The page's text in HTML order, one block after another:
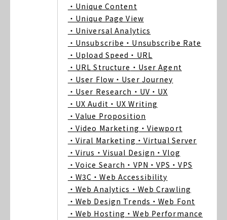
・Unique Content
・Unique Page View
・Universal Analytics
・Unsubscribe ・Unsubscribe Rate
・Upload Speed ・URL
・URL Structure ・User Agent
・User Flow ・User Journey
・User Research ・UV ・UX
・UX Audit ・UX Writing
・Value Proposition
・Video Marketing ・Viewport
・Viral Marketing ・Virtual Server
・Virus ・Visual Design ・Vlog
・Voice Search ・VPN ・VPS ・VPS
・W3C ・Web Accessibility
・Web Analytics ・Web Crawling
・Web Design Trends ・Web Font
・Web Hosting ・Web Performance